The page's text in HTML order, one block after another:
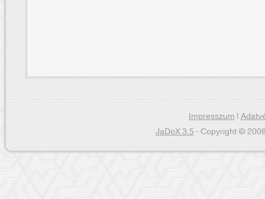
Impresszum|
JaDoX 3.5- Copyright ©